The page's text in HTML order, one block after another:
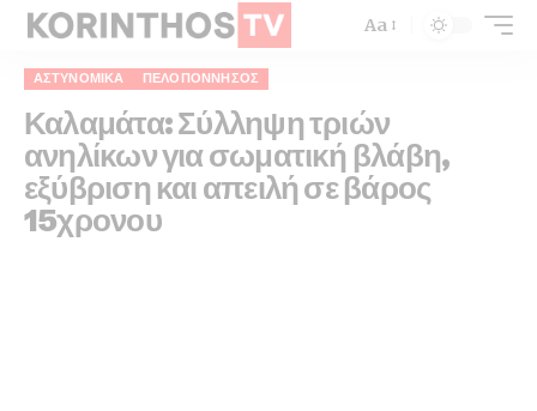
Aa
ΑΣΤΥΝΟΜΙΚΆ ΠΕΛΟΠΌΝΝΗΣΟΣ
Καλαμάτα: Σύλληψη τριών
ανηλίκων για σωματική βλάβη,
εξύβριση και απειλή σε βάρος
15χρονου